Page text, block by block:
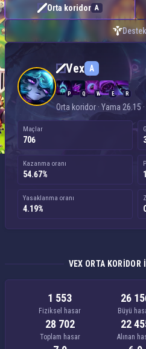
Orta koridor A
Destek
Vex — Orta koridor
Vex A
P Q W E R
Orta koridor · Yama 26.15
Maçlar
706
Kazanma oranı
54.67%
Yasaklanma oranı
4.19%
VEX ORTA KORIDOR
1 553
Fiziksel hasar
26
Büyü
28 702
Toplam hasar
22
Alınan